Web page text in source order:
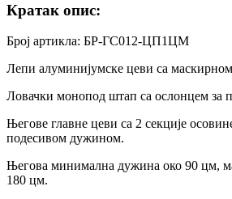
Кратак опис:
Број артикла: БР-ГС012-ЦП1ЦМ
Лепи алуминијумске цеви са
Ловачки монопод штап са ослонцем за
Његове главне цеви са 2 секције
подесивом дужином.
Његова минимална дужина око 90 цм,
180 цм.